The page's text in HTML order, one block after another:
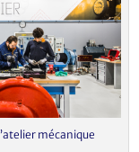
mécanique